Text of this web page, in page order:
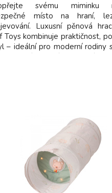
svému miminku
místo na hraní,
Luxusní pěnová
Toys kombinuje praktičnost,
– ideální pro moderní rodiny